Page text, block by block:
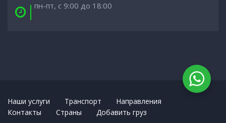
пн-пт, с 9:00 до 18:00
Наши услуги Транспорт
Направления
Контакты
Cтраны Добавить груз